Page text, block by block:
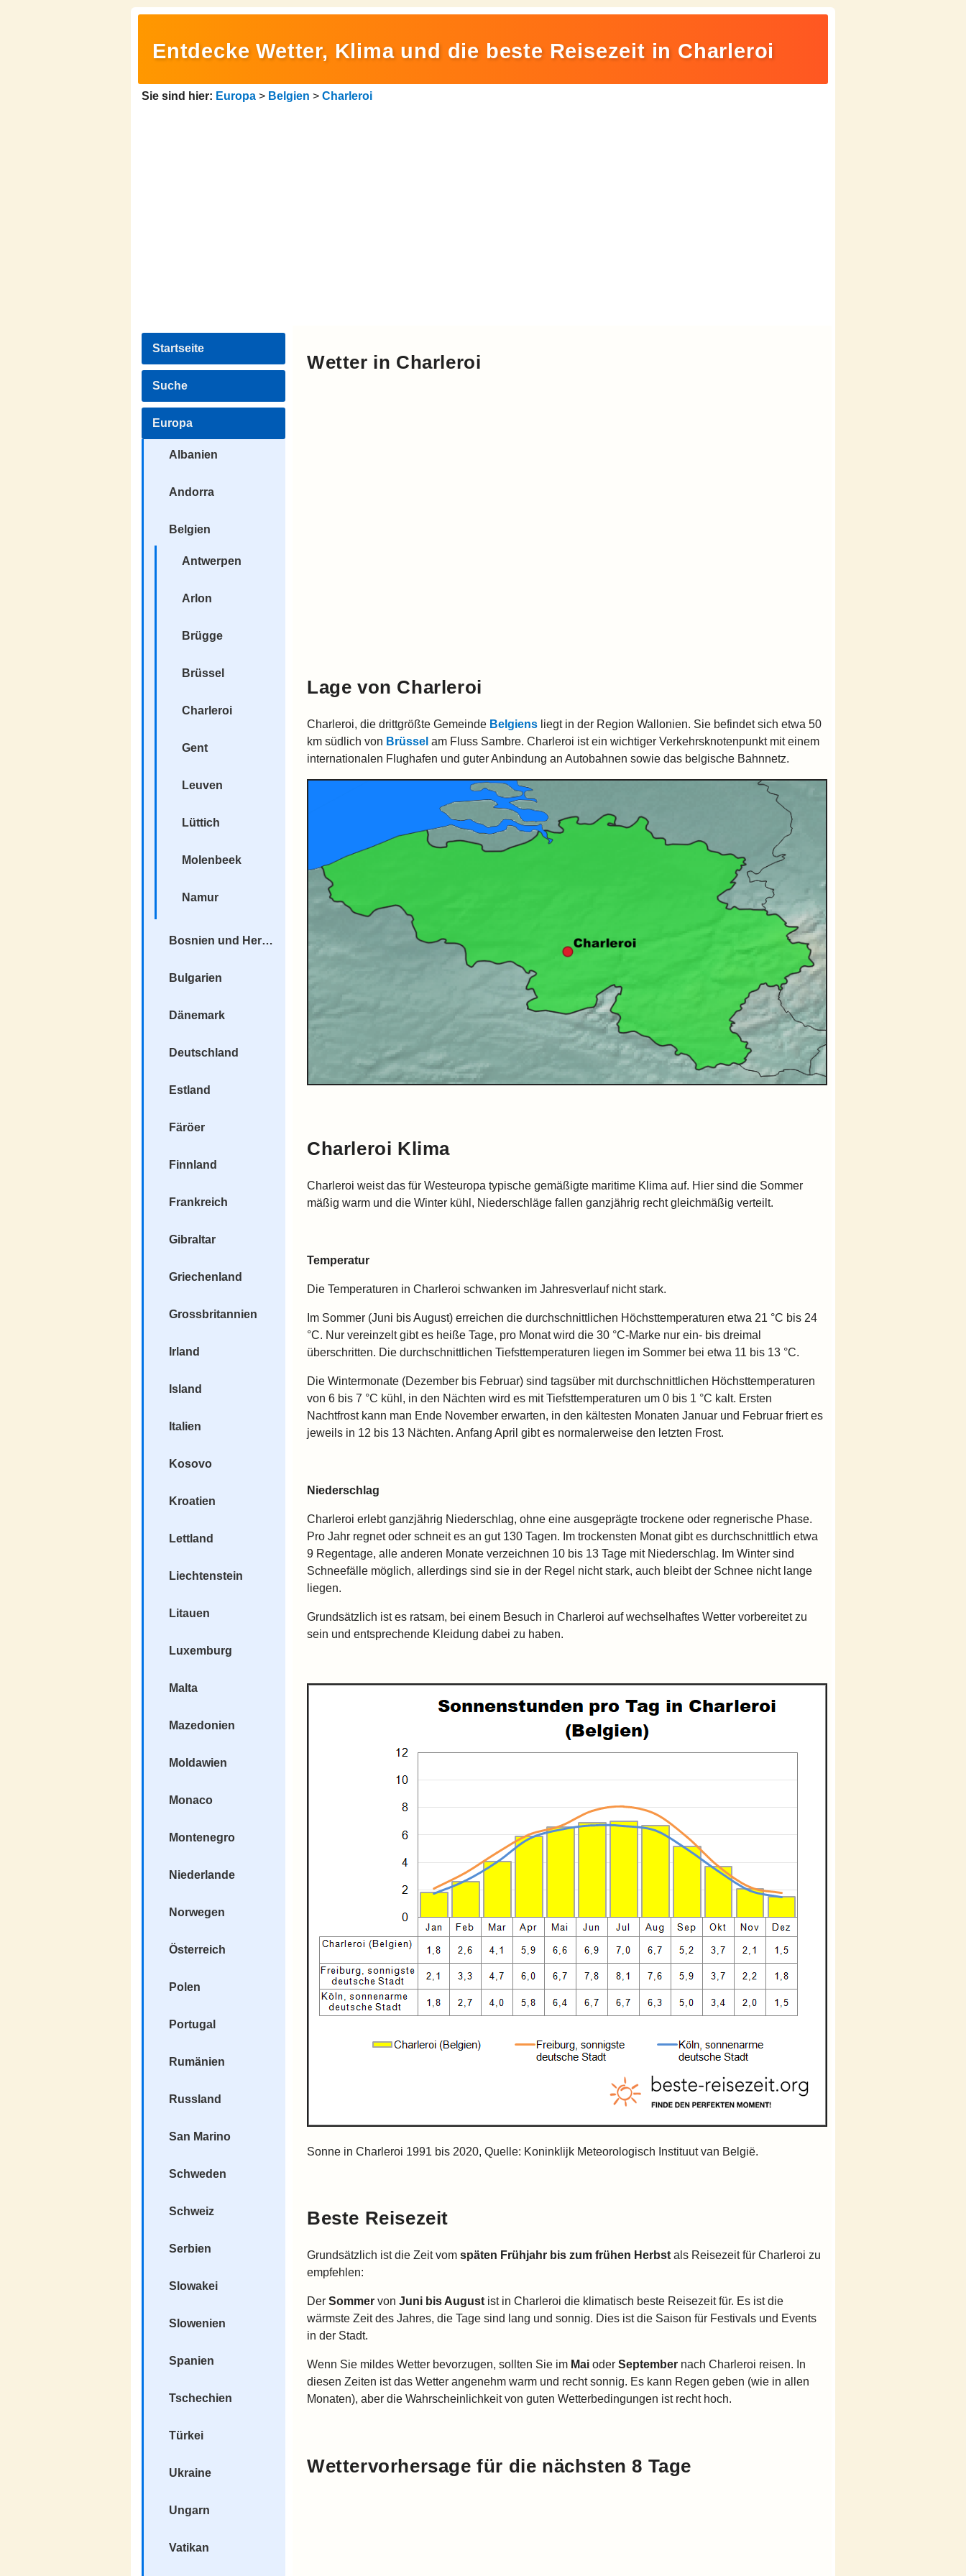
Entdecke Wetter, Klima und die beste Reisezeit in Charleroi
Sie sind hier: Europa > Belgien > Charleroi
Startseite
Suche
Europa
Albanien
Andorra
Belgien
Antwerpen
Arlon
Brügge
Brüssel
Charleroi
Gent
Leuven
Lüttich
Molenbeek
Namur
Bosnien und Herzegowina
Bulgarien
Dänemark
Deutschland
Estland
Färöer
Finnland
Frankreich
Gibraltar
Griechenland
Grossbritannien
Irland
Island
Italien
Kosovo
Kroatien
Lettland
Liechtenstein
Litauen
Luxemburg
Malta
Mazedonien
Moldawien
Monaco
Montenegro
Niederlande
Norwegen
Österreich
Polen
Portugal
Rumänien
Russland
San Marino
Schweden
Schweiz
Serbien
Slowakei
Slowenien
Spanien
Tschechien
Türkei
Ukraine
Ungarn
Vatikan
Wetter in Charleroi
Lage von Charleroi
Charleroi, die drittgrößte Gemeinde Belgiens liegt in der Region Wallonien. Sie befindet sich etwa 50
km südlich von Brüssel am Fluss Sambre. Charleroi ist ein wichtiger Verkehrsknotenpunkt mit einem
internationalen Flughafen und guter Anbindung an Autobahnen sowie das belgische Bahnnetz.
Charleroi Klima
Charleroi weist das für Westeuropa typische gemäßigte maritime Klima auf. Hier sind die Sommer
mäßig warm und die Winter kühl, Niederschläge fallen ganzjährig recht gleichmäßig verteilt.
Temperatur
Die Temperaturen in Charleroi schwanken im Jahresverlauf nicht stark.
Im Sommer (Juni bis August) erreichen die durchschnittlichen Höchsttemperaturen etwa 21 °C bis 24
°C. Nur vereinzelt gibt es heiße Tage, pro Monat wird die 30 °C-Marke nur ein- bis dreimal
überschritten. Die durchschnittlichen Tiefsttemperaturen liegen im Sommer bei etwa 11 bis 13 °C.
Die Wintermonate (Dezember bis Februar) sind tagsüber mit durchschnittlichen Höchsttemperaturen
von 6 bis 7 °C kühl, in den Nächten wird es mit Tiefsttemperaturen um 0 bis 1 °C kalt. Ersten
Nachtfrost kann man Ende November erwarten, in den kältesten Monaten Januar und Februar friert es
jeweils in 12 bis 13 Nächten. Anfang April gibt es normalerweise den letzten Frost.
Niederschlag
Charleroi erlebt ganzjährig Niederschlag, ohne eine ausgeprägte trockene oder regnerische Phase.
Pro Jahr regnet oder schneit es an gut 130 Tagen. Im trockensten Monat gibt es durchschnittlich etwa
9 Regentage, alle anderen Monate verzeichnen 10 bis 13 Tage mit Niederschlag. Im Winter sind
Schneefälle möglich, allerdings sind sie in der Regel nicht stark, auch bleibt der Schnee nicht lange
liegen.
Grundsätzlich ist es ratsam, bei einem Besuch in Charleroi auf wechselhaftes Wetter vorbereitet zu
sein und entsprechende Kleidung dabei zu haben.
Sonne in Charleroi 1991 bis 2020, Quelle: Koninklijk Meteorologisch Instituut van België.
Beste Reisezeit
Grundsätzlich ist die Zeit vom späten Frühjahr bis zum frühen Herbstals Reisezeit für Charleroi zu
empfehlen:
Der Sommer von Juni bis Augustist in Charleroi die klimatisch beste Reisezeit für. Es ist die
wärmste Zeit des Jahres, die Tage sind lang und sonnig. Dies ist die Saison für Festivals und Events
in der Stadt.
Wenn Sie mildes Wetter bevorzugen, sollten Sie im Mai oder September nach Charleroi reisen. In
diesen Zeiten ist das Wetter angenehm warm und recht sonnig. Es kann Regen geben (wie in allen
Monaten), aber die Wahrscheinlichkeit von guten Wetterbedingungen ist recht hoch.
Wettervorhersage für die nächsten 8 Tage